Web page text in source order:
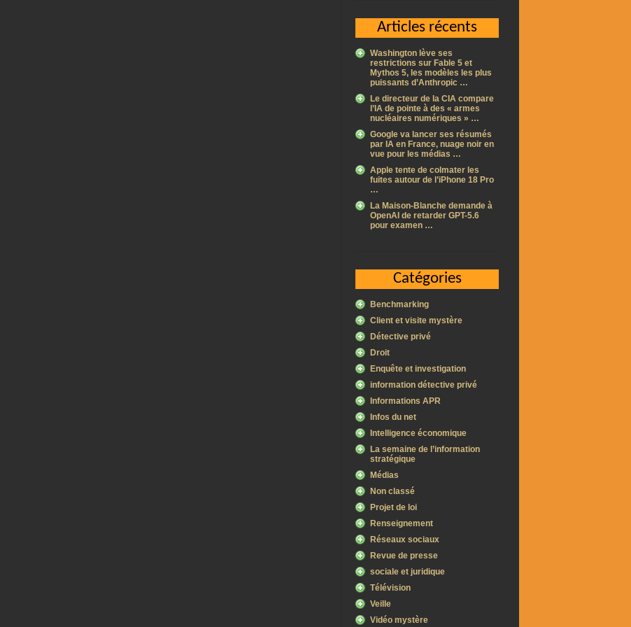
Articles récents
Washington lève ses
restrictions sur Fable 5 et
Mythos 5, les modèles les plus
puissants d’Anthropic …
Le directeur de la CIA compare
l’IA de pointe à des « armes
nucléaires numériques » …
Google va lancer ses résumés
par IA en France, nuage noir en
vue pour les médias …
Apple tente de colmater les
fuites autour de l’iPhone 18 Pro
…
La Maison-Blanche demande à
OpenAI de retarder GPT-5.6
pour examen …
Catégories
Benchmarking
Client et visite mystère
Détective privé
Droit
Enquête et investigation
information détective privé
Informations APR
Infos du net
Intelligence économique
La semaine de l’information
stratégique
Médias
Non classé
Projet de loi
Renseignement
Réseaux sociaux
Revue de presse
sociale et juridique
Télévision
Veille
Vidéo mystère